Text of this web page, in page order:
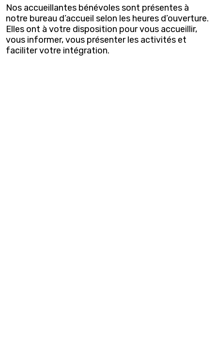
Nos accueillantes bénévoles sont présentes à
notre bureau d’accueil selon les heures d’ouverture.
Elles ont à votre disposition pour vous accueillir,
vous informer, vous présenter les activités et
faciliter votre intégration.